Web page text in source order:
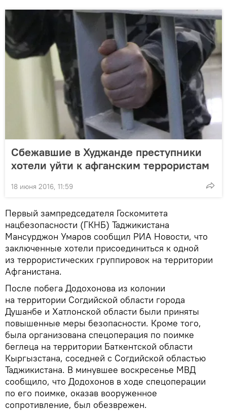
Сбежавшие в Худжанде преступники
хотели уйти к афганским террористам
18 июня 2016, 11:59
Первый зампредседателя Госкомитета
нацбезопасности (ГКНБ) Таджикистана
Мансурджон Умаров сообщил РИА Новости, что
заключенные хотели присоединиться к одной
из террористических группировок на территории
Афганистана.
После побега Додохонова из колонии
на территории Согдийской области города
Душанбе и Хатлонской области были приняты
повышенные меры безопасности. Кроме того,
была организована спецоперация по поимке
беглеца на территории Баткентской области
Кыргызстана, соседней с Согдийской областью
Таджикистана. В минувшее воскресенье МВД
сообщило, что Додохонов в ходе спецоперации
по его поимке, оказав вооруженное
сопротивление, был обезврежен.